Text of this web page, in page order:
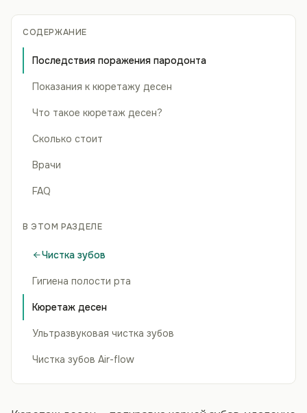
СОДЕРЖАНИЕ
Последствия поражения пародонта
Показания к кюретажу десен
Что такое кюретаж десен?
Сколько стоит
Врачи
FAQ
В ЭТОМ РАЗДЕЛЕ
Чистка зубов
Гигиена полости рта
Кюретаж десен
Ультразвуковая чистка зубов
Чистка зубов Air-flow